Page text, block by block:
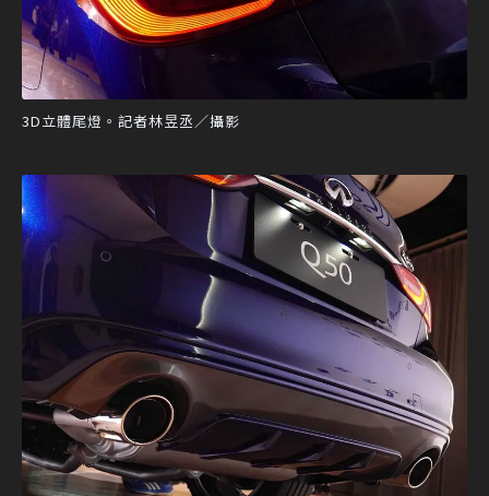
3D立體尾燈。記者林昱丞／攝影